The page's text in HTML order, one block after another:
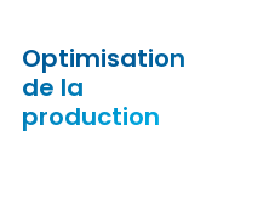
Optimisation
de la
production